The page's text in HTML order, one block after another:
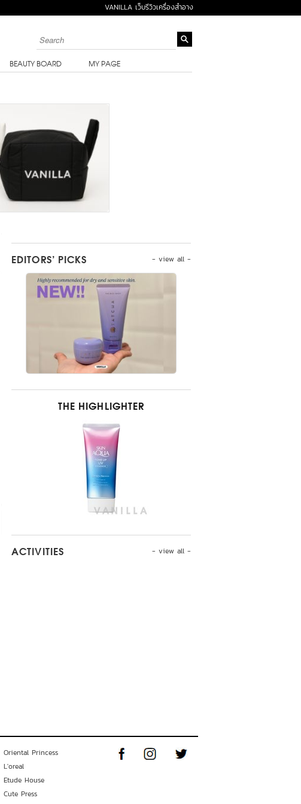
VANILLA เว็บรีวิวเครื่องสำอาง
BEAUTY BOARD MY PAGE
- view all -
EDITORS’ PICKS
THE HIGHLIGHTER
- view all -
ACTIVITIES
Oriental Princess
L'oreal
Etude House
Cute Press